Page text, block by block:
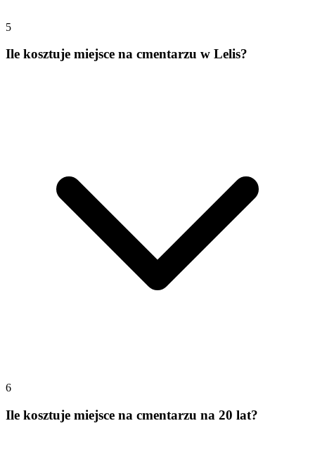
5
Ile kosztuje miejsce na cmentarzu w Lelis?
6
Ile kosztuje miejsce na cmentarzu na 20 lat?